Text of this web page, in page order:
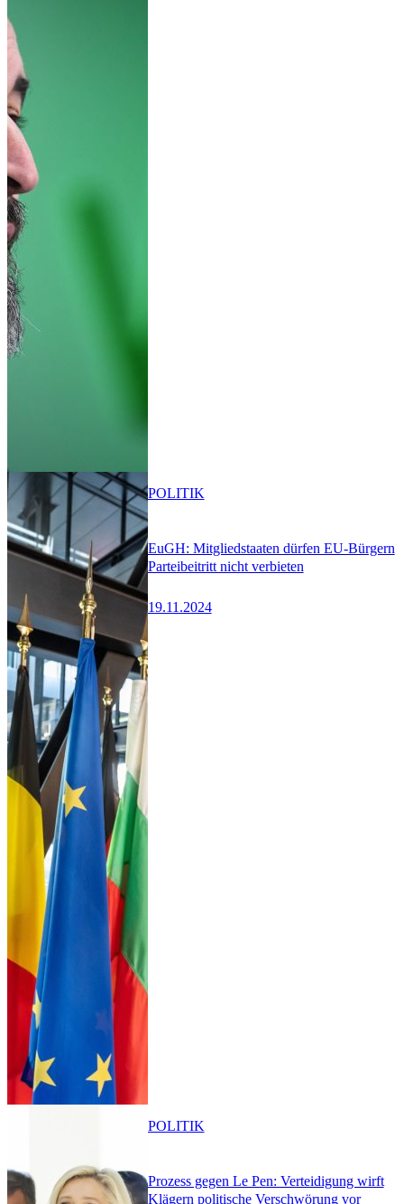
EuGH: Mitgliedstaaten dürfen EU-Bürgern
Parteibeitritt nicht verbieten
19.11.2024
POLITIK
Prozess gegen Le Pen: Verteidigung wirft
Klägern politische Verschwörung vor
POLITIK